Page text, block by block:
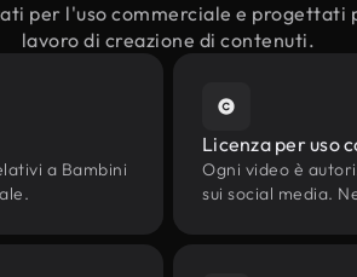
per l'uso commerciale e progettati
lavoro di creazione di contenuti.
a Bambini
Licenza per uso
Ogni video è
sui social media.